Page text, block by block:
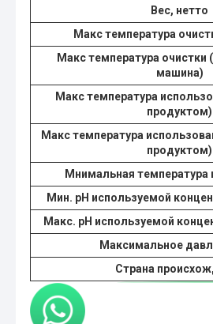
Вес, нетто
Maкс температура
Maкс температура
машина)
Maкс температура
продуктом)
Maкс температура
продуктом)
Мнимальная температура
Мин. pH используемой
Макс. pH используемой
Максимальное
Страна